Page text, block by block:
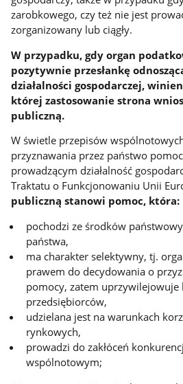
zarobkowego, czy też nie jest
zorganizowany lub ciągły.
W przypadku, gdy organ
pozytywnie przesłankę
działalności gospodarczej,
której zastosowanie strona
publiczną.
W świetle przepisów
przyznawania przez państwo
prowadzącym działalność
Traktatu o Funkcjonowaniu Unii
publiczną stanowi pomoc, która:
pochodzi ze środków
państwa,
ma charakter selektywny, tj.
prawem do decydowania o
pomocy, zatem uprzywilejowuje
przedsiębiorców,
udzielana jest na warunkach
rynkowych,
prowadzi do zakłóceń
wspólnotowym;